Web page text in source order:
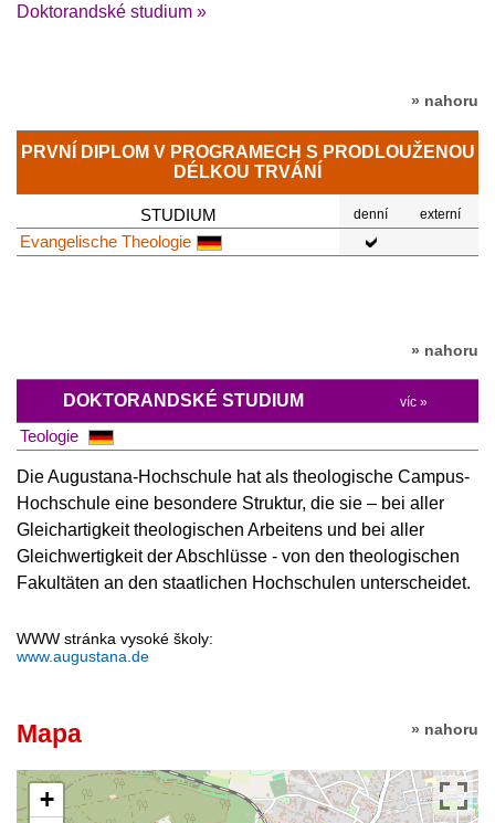
Doktorandské studium »
» nahoru
PRVNÍ DIPLOM V PROGRAMECH S PRODLOUŽENOU
DÉLKOU TRVÁNÍ
STUDIUM denní externí
Evangelische Theologie
» nahoru
DOKTORANDSKÉ STUDIUM víc »
Teologie
Die Augustana-Hochschule hat als theologische Campus-
Hochschule eine besondere Struktur, die sie – bei aller
Gleichartigkeit theologischen Arbeitens und bei aller
Gleichwertigkeit der Abschlüsse - von den theologischen
Fakultäten an den staatlichen Hochschulen unterscheidet.
WWW stránka vysoké školy:
www.augustana.de
» nahoru
Mapa
+